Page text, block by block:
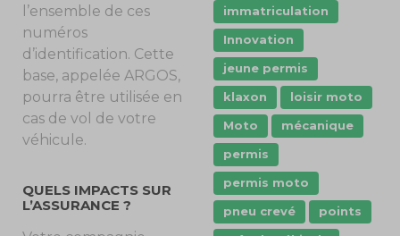
l’ensemble de ces
numéros
d’identification. Cette
base, appelée ARGOS,
pourra être utilisée en
cas de vol de votre
véhicule.
QUELS IMPACTS SUR
L’ASSURANCE ?
immatriculation
Innovation
jeune permis
klaxon
loisir moto
Moto
mécanique
permis
permis moto
pneu crevé
points